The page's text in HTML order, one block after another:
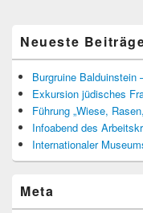
Neueste
Burgruine Balduinstein
Exkursion jüdisches
Führung „Wiese,
Infoabend des
Internationaler
Meta